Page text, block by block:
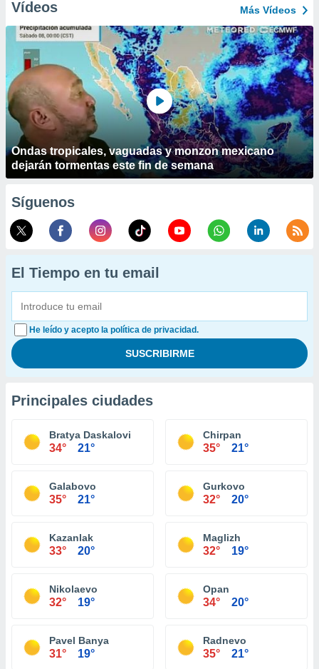
Vídeos Más Vídeos
Ondas tropicales, vaguadas y monzon mexicano
dejarán tormentas este fin de semana
Síguenos
El Tiempo en tu email
He leído y acepto la política de privacidad.
Principales ciudades
Bratya Daskalovi
34° 21°
Chirpan
35° 21°
Galabovo
35° 21°
Gurkovo
32° 20°
Kazanlak
33° 20°
Maglizh
32° 19°
Nikolaevo
32° 19°
Opan
34° 20°
Pavel Banya
31° 19°
Radnevo
35° 21°